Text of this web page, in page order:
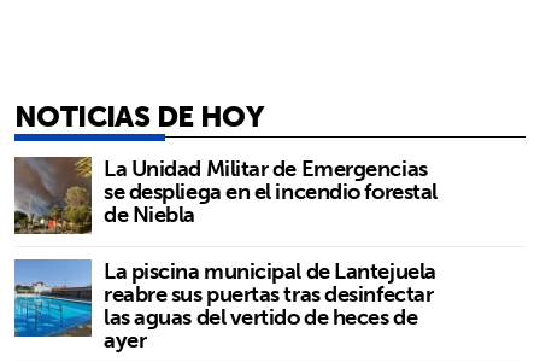
NOTICIAS DE HOY
La Unidad Militar de Emergencias
se despliega en el incendio forestal
de Niebla
La piscina municipal de Lantejuela
reabre sus puertas tras desinfectar
las aguas del vertido de heces de
ayer